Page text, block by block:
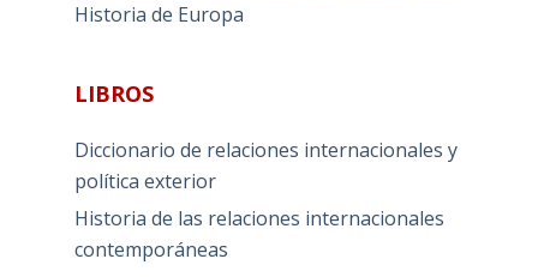
Historia de Europa
LIBROS
Diccionario de relaciones internacionales y
política exterior
Historia de las relaciones internacionales
contemporáneas